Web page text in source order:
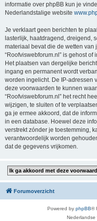
informatie over phpBB kun je
Nederlandstalige website
Je verklaart geen berichten te
lasterlijk, haatdragend, dreigend,
materiaal bevat die de wetten
“Roofviswebforum.nl” is gehost
Het plaatsen van dergelijke
ingang en permanent wordt
worden ingelicht. De IP-adressen
deze voorwaarden te kunnen
“Roofviswebforum.nl” het recht
wijzigen, te sluiten of te
ga je ermee akkoord, dat de
in een database. Hoewel deze
verstrekt zónder je toestemming,
verantwoordelijk worden
dat de gegevens vrijkomen.
Forumoverzicht
Powered by phpBB®